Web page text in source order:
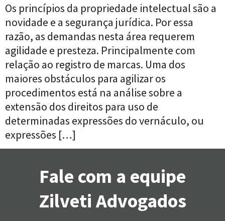
Os princípios da propriedade intelectual são a
novidade e a segurança jurídica. Por essa
razão, as demandas nesta área requerem
agilidade e presteza. Principalmente com
relação ao registro de marcas. Uma dos
maiores obstáculos para agilizar os
procedimentos está na análise sobre a
extensão dos direitos para uso de
determinadas expressões do vernáculo, ou
expressões […]
Fale com a equipe
Zilveti Advogados